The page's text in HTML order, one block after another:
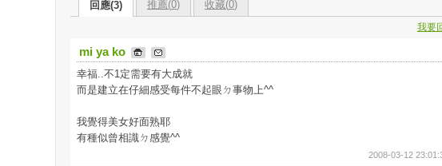
回應(3) 推薦(0) 收藏(0)
我要
mi ya ko
幸福..不1定需要有大成就
而是建立在仔細感受每件不起眼ㄉ事物上^^
我覺得美女好面熟耶
有種似曾相識ㄉ感覺^^
2008-03-12